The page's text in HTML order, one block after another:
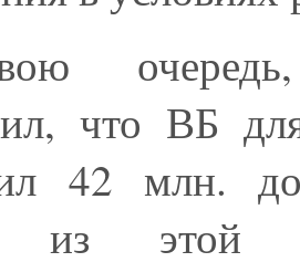
очередь,
что ВБ
42 млн.
из этой